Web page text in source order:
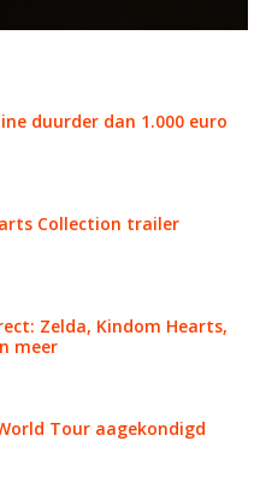
duurder dan 1.000 euro
Collection trailer
Zelda, Kindom Hearts,
meer
Tour aagekondigd